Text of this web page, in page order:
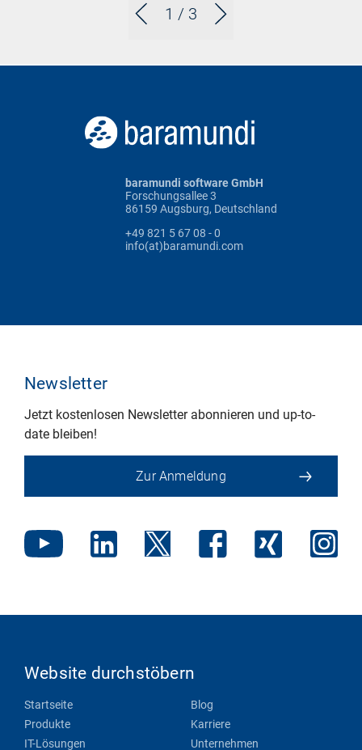
1 / 3
baramundi software GmbH
Forschungsallee 3
86159 Augsburg, Deutschland
+49 821 5 67 08 - 0
info(at)baramundi.com
Newsletter
Jetzt kostenlosen Newsletter abonnieren und up-to-
date bleiben!
Zur Anmeldung
Website durchstöbern
Startseite
Produkte
IT-Lösungen
Blog
Karriere
Unternehmen